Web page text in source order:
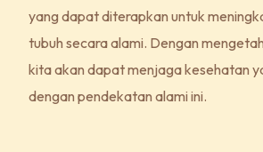
yang dapat diterapkan untuk
tubuh secara alami. Dengan
kita akan dapat menjaga kesehatan
dengan pendekatan alami ini.